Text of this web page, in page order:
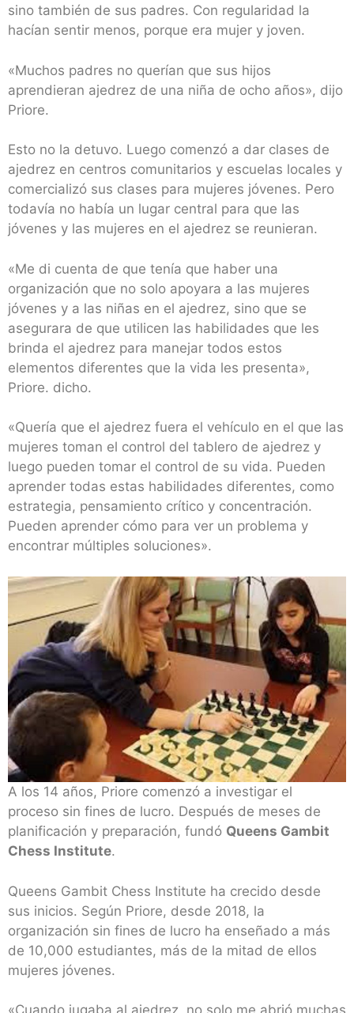
sino también de sus padres. Con regularidad la
hacían sentir menos, porque era mujer y joven.
«Muchos padres no querían que sus hijos
aprendieran ajedrez de una niña de ocho años», dijo
Priore.
Esto no la detuvo. Luego comenzó a dar clases de
ajedrez en centros comunitarios y escuelas locales y
comercializó sus clases para mujeres jóvenes. Pero
todavía no había un lugar central para que las
jóvenes y las mujeres en el ajedrez se reunieran.
«Me di cuenta de que tenía que haber una
organización que no solo apoyara a las mujeres
jóvenes y a las niñas en el ajedrez, sino que se
asegurara de que utilicen las habilidades que les
brinda el ajedrez para manejar todos estos
elementos diferentes que la vida les presenta»,
Priore. dicho.
«Quería que el ajedrez fuera el vehículo en el que las
mujeres toman el control del tablero de ajedrez y
luego pueden tomar el control de su vida. Pueden
aprender todas estas habilidades diferentes, como
estrategia, pensamiento crítico y concentración.
Pueden aprender cómo para ver un problema y
encontrar múltiples soluciones».
A los 14 años, Priore comenzó a investigar el
proceso sin fines de lucro. Después de meses de
planificación y preparación, fundó Queens Gambit
Chess Institute.
Queens Gambit Chess Institute ha crecido desde
sus inicios. Según Priore, desde 2018, la
organización sin fines de lucro ha enseñado a más
de 10,000 estudiantes, más de la mitad de ellos
mujeres jóvenes.